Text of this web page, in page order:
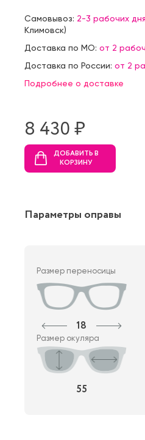
Самовывоз: 2-3 рабочих дня
Климовск)
Доставка по МО: от 2
Доставка по России: от 2
Подробнее о доставке
8 430 ₷
ДОБАВИТЬ В
КОРЗИНУ
Параметры оправы
Размер переносицы
18
Размер окуляра
55